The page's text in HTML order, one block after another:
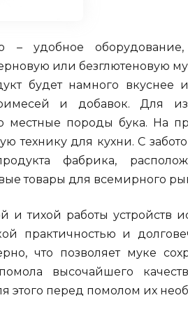
удобное
или безглютеновую
будет намного вкуснее
и добавок. Для
местные породы бука. На
технику для кухни. С
фабрика,
товары для всемирного
и тихой работы устройств
практичностью и
что позволяет муке
высочайшего
этого перед помолом их